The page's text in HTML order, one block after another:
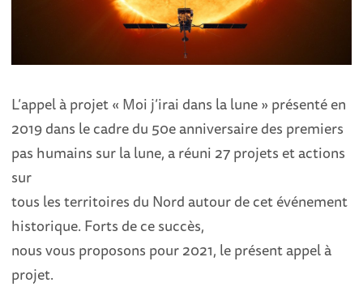
L’appel à projet « Moi j’irai dans la lune » présenté en
2019 dans le cadre du 50e anniversaire des premiers
pas humains sur la lune, a réuni 27 projets et actions
sur
tous les territoires du Nord autour de cet événement
historique. Forts de ce succès,
nous vous proposons pour 2021, le présent appel à
projet.